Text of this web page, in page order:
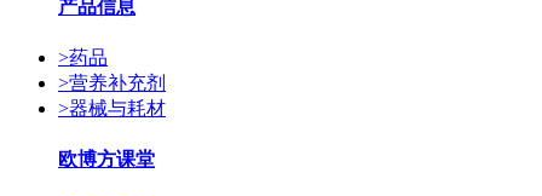
产品信息
>药品
>营养补充剂
>器械与耗材
欧博方课堂